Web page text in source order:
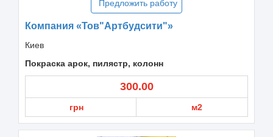
Предложить работу
Компания «Тов"Артбудсити"»
Киев
Покраска арок, пилястр, колонн
300.00
грн м2